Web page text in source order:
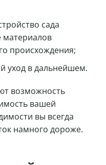
сада
материалов
происхождения;
уход в дальнейшем.
возможность
вашей
вы всегда
намного дороже.